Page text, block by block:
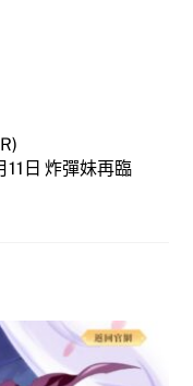
日 炸彈妹再臨